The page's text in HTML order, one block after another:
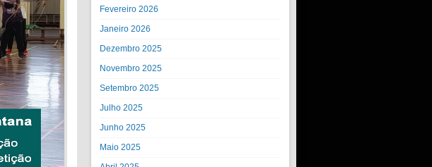
Fevereiro 2026
Janeiro 2026
Dezembro 2025
Novembro 2025
Setembro 2025
Julho 2025
Junho 2025
Maio 2025